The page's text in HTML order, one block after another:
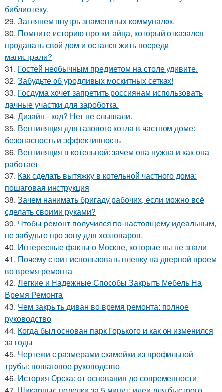
библиотеку.
29. Заглянем внутрь знаменитых коммуналок.
30. Помните историю про китайца, который отказался
продавать свой дом и остался жить посреди
магистрали?
31. Гостей необычным предметом на столе удивите.
32. Забудьте об уродливых москитных сетках!
33. Госдума хочет запретить россиянам использовать
дачные участки для зароботка.
34. Дизайн - код? Нет не слышали.
35. Вентиляция для газового котла в частном доме:
безопасность и эффективность
36. Вентиляция в котельной: зачем она нужна и как она
работает
37. Как сделать вытяжку в котельной частного дома:
пошаговая инструкция
38. Зачем нанимать бригаду рабочих, если можно всё
сделать своими руками?
39. Чтобы ремонт получился по-настоящему идеальным,
не забудьте про зону для хозтоваров.
40. Интересные факты о Москве, которые вы не знали
41. Почему стоит использовать пленку на дверной проем
во время ремонта
42. Легкие и Надежные Способы Закрыть Мебель На
Время Ремонта
43. Чем закрыть диван во время ремонта: полное
руководство
44. Когда был основан парк Горького и как он изменился
за годы
45. Чертежи с размерами скамейки из профильной
трубы: пошаговое руководство
46. История Орска: от основания до современности